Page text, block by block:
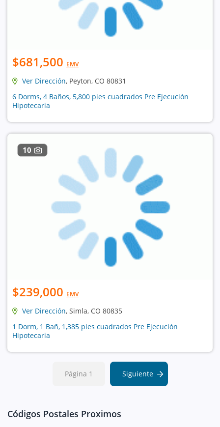
$681,500 EMV
Ver Dirección, Peyton, CO 80831
6 Dorms, 4 Baños, 5,800 pies cuadrados Pre Ejecución
Hipotecaria
10
$239,000 EMV
Ver Dirección, Simla, CO 80835
1 Dorm, 1 Bañ, 1,385 pies cuadrados Pre Ejecución
Hipotecaria
Página 1 Siguiente
Códigos Postales Proximos